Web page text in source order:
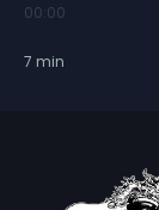
00:00
7 min